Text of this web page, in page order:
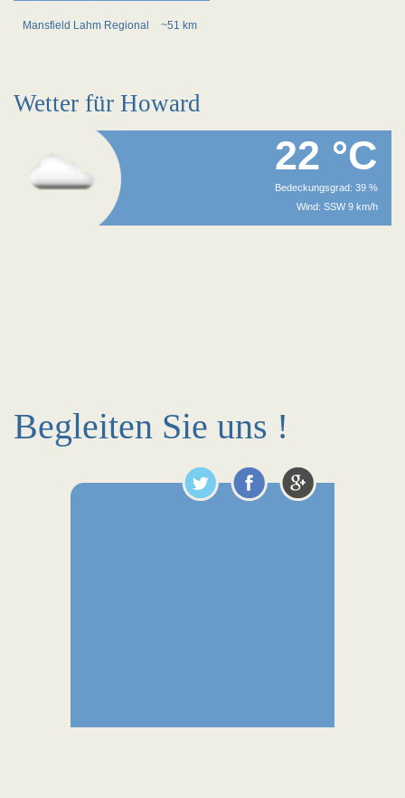
Mansfield Lahm Regional ~51 km
Wetter für Howard
22 °C
Bedeckungsgrad: 39 %
Wind: SSW 9 km/h
Begleiten Sie uns !